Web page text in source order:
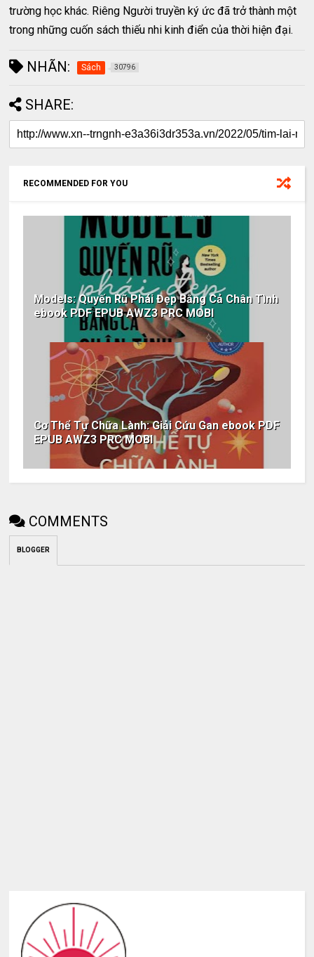
trường học khác. Riêng Người truyền ký ức đã trở thành một
trong những cuốn sách thiếu nhi kinh điển của thời hiện đại.
NHÃN: Sách 30796
SHARE:
RECOMMENDED FOR YOU
Models: Quyến Rũ Phái Đẹp Bằng Cả Chân Tình
ebook PDF EPUB AWZ3 PRC MOBI
Cơ Thể Tự Chữa Lành: Giải Cứu Gan ebook PDF
EPUB AWZ3 PRC MOBI
COMMENTS
BLOGGER